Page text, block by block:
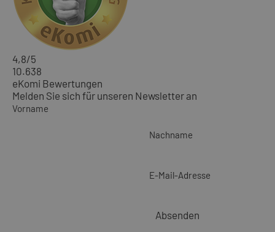
4,8/5
10.638
eKomi Bewertungen
Melden Sie sich für unseren Newsletter an
Vorname
Nachname
E-Mail-Adresse
Absenden